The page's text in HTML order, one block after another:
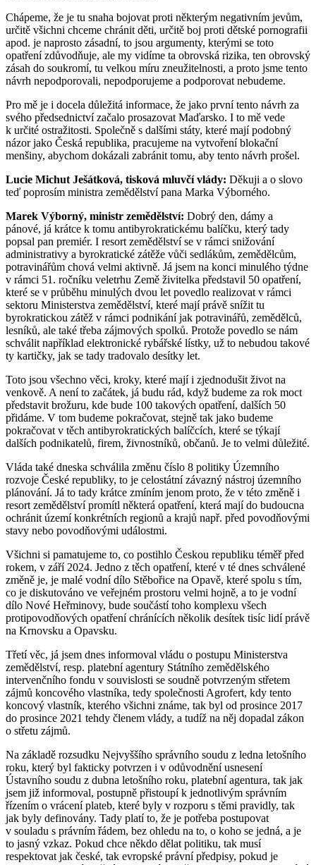
Chápeme, že je tu snaha bojovat proti některým negativním jevům,
určitě všichni chceme chránit děti, určitě boj proti dětské pornografii
apod. je naprosto zásadní, to jsou argumenty, kterými se toto
opatření zdůvodňuje, ale my vidíme ta obrovská rizika, ten obrovský
zásah do soukromí, tu velkou míru zneužitelnosti, a proto jsme tento
návrh nepodporovali, nepodporujeme a podporovat nebudeme.
Pro mě je i docela důležitá informace, že jako první tento návrh za
svého předsednictví začalo prosazovat Maďarsko. I to mě vede
k určité ostražitosti. Společně s dalšími státy, které mají podobný
názor jako Česká republika, pracujeme na vytvoření blokační
menšiny, abychom dokázali zabránit tomu, aby tento návrh prošel.
Lucie Michut Ješátková, tisková mluvčí vlády: Děkuji a o slovo
teď poprosím ministra zemědělství pana Marka Výborného.
Marek Výborný, ministr zemědělství: Dobrý den, dámy a
pánové, já krátce k tomu antibyrokratickému balíčku, který tady
popsal pan premiér. I resort zemědělství se v rámci snižování
administrativy a byrokratické zátěže vůči sedlákům, zemědělcům,
potravinářům chová velmi aktivně. Já jsem na konci minulého týdne
v rámci 51. ročníku veletrhu Země živitelka představil 50 opatření,
které se v průběhu minulých dvou let povedlo realizovat v rámci
sektoru Ministerstva zemědělství, které mají právě snížit tu
byrokratickou zátěž v rámci podnikání jak potravinářů, zemědělců,
lesníků, ale také třeba zájmových spolků. Protože povedlo se nám
schválit například elektronické rybářské lístky, už to nebudou takové
ty kartičky, jak se tady tradovalo desítky let.
Toto jsou všechno věci, kroky, které mají i zjednodušit život na
venkově. A není to začátek, já budu rád, když budeme za rok moct
představit brožuru, kde bude 100 takových opatření, dalších 50
přidáme. V tom budeme pokračovat, stejně tak jako budeme
pokračovat v těch antibyrokratických balíčcích, které se týkají
dalších podnikatelů, firem, živnostníků, občanů. Je to velmi důležité.
Vláda také dneska schválila změnu číslo 8 politiky Územního
rozvoje České republiky, to je celostátní závazný nástroj územního
plánování. Já to tady krátce zmíním jenom proto, že v této změně i
resort zemědělství promítl některá opatření, která mají do budoucna
ochránit území konkrétních regionů a krajů např. před povodňovými
stavy nebo povodňovými událostmi.
Všichni si pamatujeme to, co postihlo Českou republiku téměř před
rokem, v září 2024. Jedno z těch opatření, které v té dnes schválené
změně je, je malé vodní dílo Stěbořice na Opavě, které spolu s tím,
co je diskutováno ve veřejném prostoru velmi hojně, a to je vodní
dílo Nové Heřminovy, bude součástí toho komplexu všech
protipovodňových opatření chránících několik desítek tisíc lidí právě
na Krnovsku a Opavsku.
Třetí věc, já jsem dnes informoval vládu o postupu Ministerstva
zemědělství, resp. platební agentury Státního zemědělského
intervenčního fondu v souvislosti se soudně potvrzeným střetem
zájmů koncového vlastníka, tedy společnosti Agrofert, kdy tento
koncový vlastník, kterého všichni známe, tak byl od prosince 2017
do prosince 2021 tehdy členem vlády, a tudíž na něj dopadal zákon
o střetu zájmů.
Na základě rozsudku Nejvyššího správního soudu z ledna letošního
roku, který byl fakticky potvrzen i v odůvodnění usnesení
Ústavního soudu z dubna letošního roku, platební agentura, tak jak
jsem již informoval, postupně přistoupí k jednotlivým správním
řízením o vrácení plateb, které byly v rozporu s těmi pravidly, tak
jak byly definovány. Tady platí to, že je potřeba postupovat
v souladu s právním řádem, bez ohledu na to, o koho se jedná, a je
to jasný vzkaz. Pokud chce někdo dělat politiku, tak musí
respektovat jak české, tak evropské právní předpisy, pokud je